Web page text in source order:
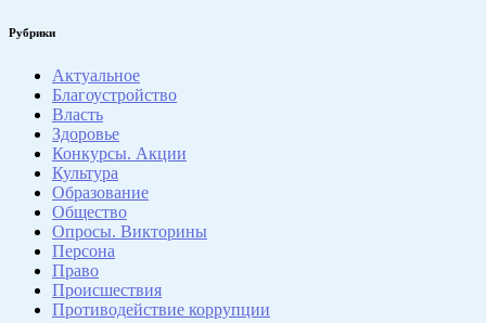
Рубрики
Актуальное
Благоустройство
Власть
Здоровье
Конкурсы. Акции
Культура
Образование
Общество
Опросы. Викторины
Персона
Право
Происшествия
Противодействие коррупции